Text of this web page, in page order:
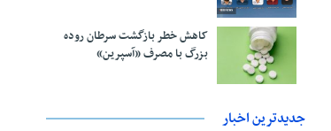
کاهش خطر بازگشت سرطان روده
بزرگ با مصرف «آسپرین»
جدیدترین اخبار